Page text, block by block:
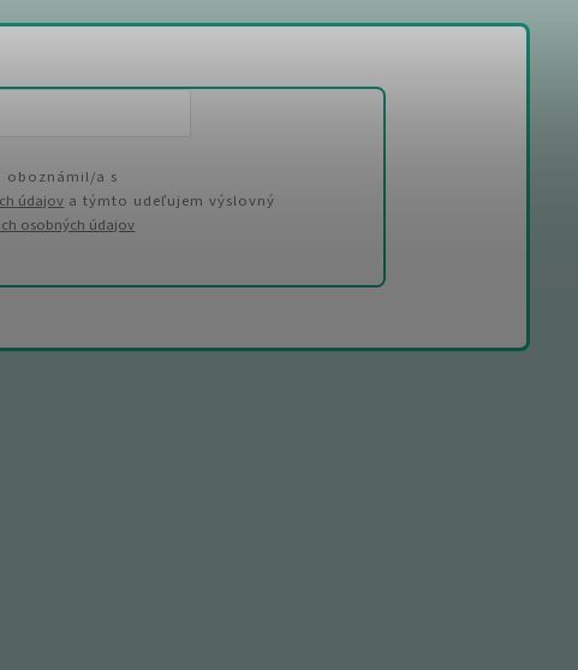
oboznámil/a s
údajov a týmto udeľujem výslovný
osobných údajov